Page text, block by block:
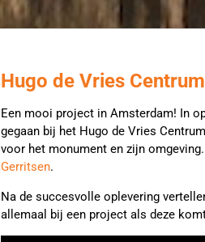
Hugo de Vries
Een mooi project in Amsterdam! In
gegaan bij het Hugo de Vries
voor het monument en zijn
Gerritsen.
Na de succesvolle oplevering
allemaal bij een project als deze